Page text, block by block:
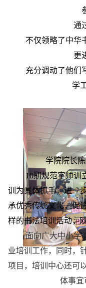
通
不仅领略了中华
更
充分调动了他们
学
学院院长
10期规范字师训
训为具体抓手，进一
承优秀传统文化，促
样的书法培训活动，
为了进一步
河
面向广大中小学
业培训工作，同时，
项目，培训中心还可
体事宜